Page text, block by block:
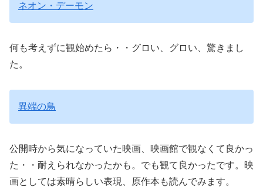
ネオン・デーモン
何も考えずに観始めたら・・グロい、グロい、驚きまし
た。
異端の鳥
公開時から気になっていた映画、映画館で観なくて良かっ
た・・耐えられなかったかも。でも観て良かったです。映
画としては素晴らしい表現、原作本も読んでみます。